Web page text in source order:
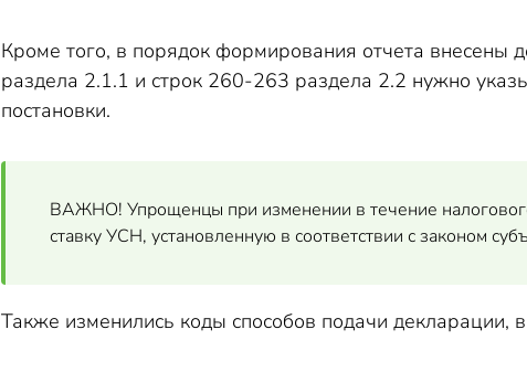
Кроме того, в порядок формирования отчета внесены
раздела 2.1.1 и строк 260-263 раздела 2.2 нужно
постановки.
ВАЖНО! Упрощенцы при изменении в течение
ставку УСН, установленную в соответствии с законом
Также изменились коды способов подачи декларации,